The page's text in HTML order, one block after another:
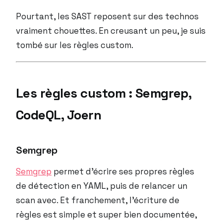
Pourtant, les SAST reposent sur des technos
vraiment chouettes. En creusant un peu, je suis
tombé sur les règles custom.
Les règles custom : Semgrep,
CodeQL, Joern
Semgrep
Semgrep permet d’écrire ses propres règles
de détection en YAML, puis de relancer un
scan avec. Et franchement, l’écriture de
règles est simple et super bien documentée,